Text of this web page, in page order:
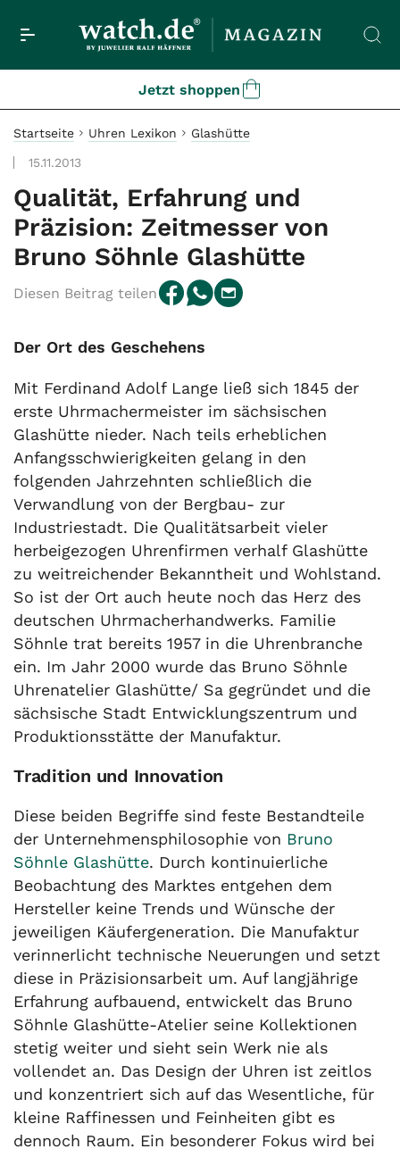
Jetzt shoppen
Startseite Uhren Lexikon Glashütte
15.11.2013
Qualität, Erfahrung und
Präzision: Zeitmesser von
Bruno Söhnle Glashütte
Diesen Beitrag teilen
Der Ort des Geschehens
Mit Ferdinand Adolf Lange ließ sich 1845 der
erste Uhrmachermeister im sächsischen
Glashütte nieder. Nach teils erheblichen
Anfangsschwierigkeiten gelang in den
folgenden Jahrzehnten schließlich die
Verwandlung von der Bergbau- zur
Industriestadt. Die Qualitätsarbeit vieler
herbeigezogen Uhrenfirmen verhalf Glashütte
zu weitreichender Bekanntheit und Wohlstand.
So ist der Ort auch heute noch das Herz des
deutschen Uhrmacherhandwerks. Familie
Söhnle trat bereits 1957 in die Uhrenbranche
ein. Im Jahr 2000 wurde das Bruno Söhnle
Uhrenatelier Glashütte/ Sa gegründet und die
sächsische Stadt Entwicklungszentrum und
Produktionsstätte der Manufaktur.
Tradition und Innovation
Diese beiden Begriffe sind feste Bestandteile
der Unternehmensphilosophie von Bruno
Söhnle Glashütte. Durch kontinuierliche
Beobachtung des Marktes entgehen dem
Hersteller keine Trends und Wünsche der
jeweiligen Käufergeneration. Die Manufaktur
verinnerlicht technische Neuerungen und setzt
diese in Präzisionsarbeit um. Auf langjährige
Erfahrung aufbauend, entwickelt das Bruno
Söhnle Glashütte-Atelier seine Kollektionen
stetig weiter und sieht sein Werk nie als
vollendet an. Das Design der Uhren ist zeitlos
und konzentriert sich auf das Wesentliche, für
kleine Raffinessen und Feinheiten gibt es
dennoch Raum. Ein besonderer Fokus wird bei